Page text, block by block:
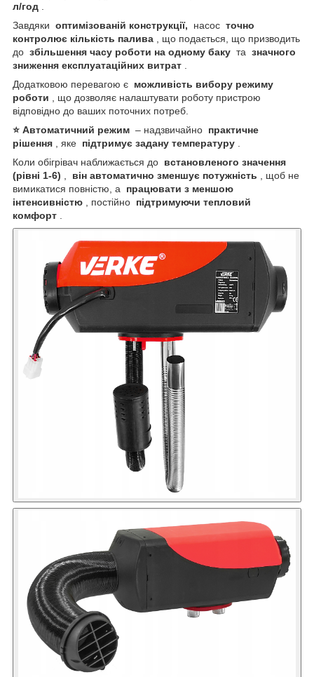
л/год
Завдяки оптимізованій конструкції, насос точно
контролює кількість палива , що подається, що призводить
до збільшення часу роботи на одному баку та значного
зниження експлуатаційних витрат
Додатковою перевагою є можливість вибору режиму
роботи , що дозволяє налаштувати роботу пристрою
відповідно до ваших поточних потреб.
⭐ Автоматичний режим – надзвичайно практичне
рішення , яке підтримує задану температуру
Коли обігрівач наближається до встановленого значення
(рівні 1-6)
він автоматично зменшує потужність , щоб не
вимикатися повністю, а працювати з меншою
інтенсивністю , постійно підтримуючи тепловий
комфорт